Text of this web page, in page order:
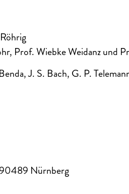
Prof. Wiebke Weidanz und
J. S. Bach, G. P.
Nürnberg